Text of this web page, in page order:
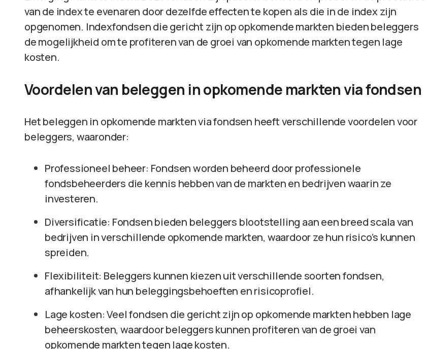
van de index te evenaren door dezelfde effecten te kopen als die in de index zijn
opgenomen. Indexfondsen die gericht zijn op opkomende markten bieden beleggers
de mogelijkheid om te profiteren van de groei van opkomende markten tegen lage
kosten.
Voordelen van beleggen in opkomende markten via fondsen
Het beleggen in opkomende markten via fondsen heeft verschillende voordelen voor
beleggers, waaronder:
Professioneel beheer: Fondsen worden beheerd door professionele
fondsbeheerders die kennis hebben van de markten en bedrijven waarin ze
investeren.
Diversificatie: Fondsen bieden beleggers blootstelling aan een breed scala van
bedrijven in verschillende opkomende markten, waardoor ze hun risico’s kunnen
spreiden.
Flexibiliteit: Beleggers kunnen kiezen uit verschillende soorten fondsen,
afhankelijk van hun beleggingsbehoeften en risicoprofiel.
Lage kosten: Veel fondsen die gericht zijn op opkomende markten hebben lage
beheerskosten, waardoor beleggers kunnen profiteren van de groei van
opkomende markten tegen lage kosten.